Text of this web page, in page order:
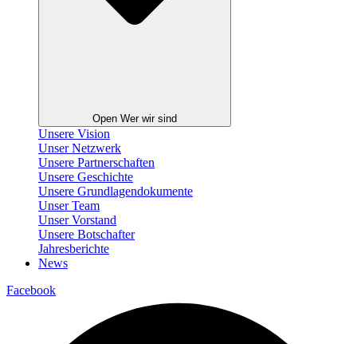
Open Wer wir sind
Unsere Vision
Unser Netzwerk
Unsere Partnerschaften
Unsere Geschichte
Unsere Grundlagendokumente
Unser Team
Unser Vorstand
Unsere Botschafter
Jahresberichte
News
Facebook